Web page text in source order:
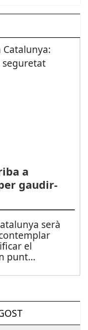
a
gaudir-
serà
el
punt...